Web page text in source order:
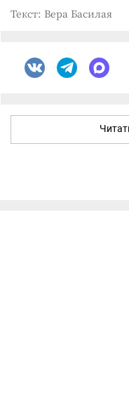
Текст: Вера Басилая